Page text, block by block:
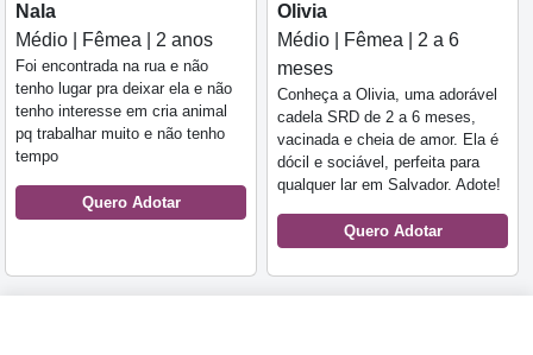
Nala
Médio | Fêmea | 2 anos
Foi encontrada na rua e não
tenho lugar pra deixar ela e não
tenho interesse em cria animal
pq trabalhar muito e não tenho
tempo
Quero Adotar
Olivia
Médio | Fêmea | 2 a 6
meses
Conheça a Olivia, uma adorável
cadela SRD de 2 a 6 meses,
vacinada e cheia de amor. Ela é
dócil e sociável, perfeita para
qualquer lar em Salvador. Adote!
Quero Adotar